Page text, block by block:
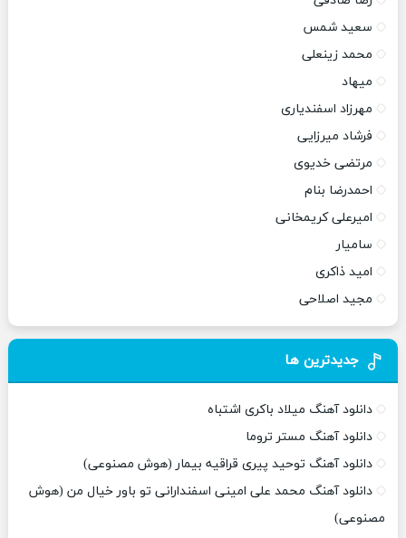
سعید شمس
محمد زینعلی
میهاد
مهرزاد اسفندیاری
فرشاد میرزایی
مرتضی خدیوی
احمدرضا بنام
امیرعلی کریمخانی
سامیار
امید ذاکری
مجید اصلاحی
جدیدترین ها
دانلود آهنگ میلاد باکری اشتباه
دانلود آهنگ مستر تروما
دانلود آهنگ توحید پیری قراقیه بیمار (هوش مصنوعی)
دانلود آهنگ محمد علی امینی اسفندارانی تو باور خیال من (هوش
مصنوعی)